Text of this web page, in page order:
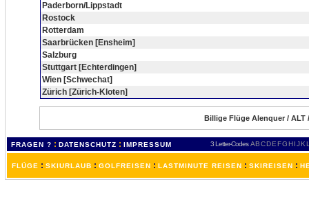
Paderborn/Lippstadt
Rostock
Rotterdam
Saarbrücken [Ensheim]
Salzburg
Stuttgart [Echterdingen]
Wien [Schwechat]
Zürich [Zürich-Kloten]
Billige Flüge Alenquer /
FRAGEN ? : DATENSCHUTZ : IMPRESSUM 3 Letter-Codes ABCDEFGH IJKL
FLÜGE : SKIURLAUB : GOLFREISEN : LASTMINUTE REISEN : SKIREISEN :